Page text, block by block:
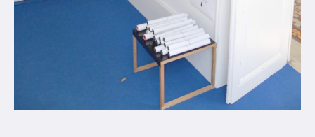
"Ce cœur qui haïssait la guerre"
Classe Engagée à la mémoire du Groupe Manouchian
Cérémonie du 21 février 2024
Exposition Missak Manouchian
Etrange miroir - Atlas cinéma
Luigi au cinéma